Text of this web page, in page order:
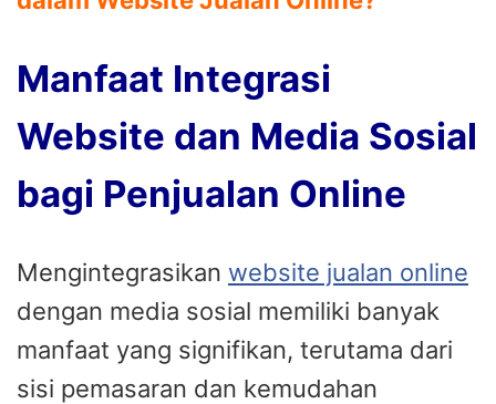
Manfaat Integrasi
Website dan Media Sosial
bagi Penjualan Online
Mengintegrasikan website jualan online
dengan media sosial memiliki banyak
manfaat yang signifikan, terutama dari
sisi pemasaran dan kemudahan